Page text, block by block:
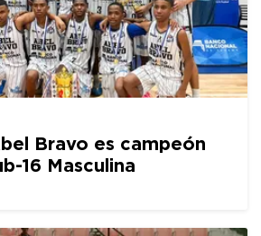
Bravo es campeón
16 Masculina